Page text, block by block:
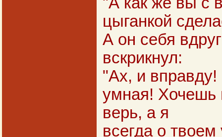
цыганкой
А он себя
вскрикнул:
"Ах, и вправду!
умная! Хочешь
верь, а я
всегда о